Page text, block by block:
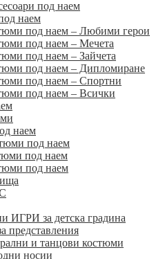
под наем
наем
под наем – Любими герои
под наем – Мечета
под наем – Зайчета
под наем – Дипломиране
под наем – Спортни
под наем – Всички
наем
под наем
под наем
под наем
ИГРИ за детска градина
представления
и танцови костюми
носии